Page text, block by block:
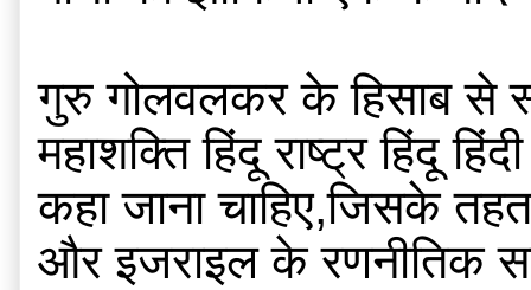
गुरु गोलवलकर के हिसाब से
महाशक्ति हिंदू राष्ट्र हिंदू
कहा जाना चाहिए,जिसके
और इजराइल के रणनीतिक